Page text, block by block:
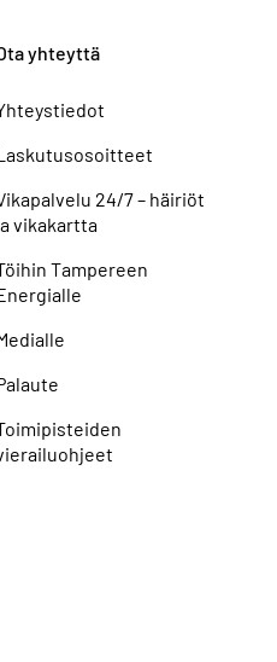
yhteyttä
24/7 – häiriöt
vikakartta
Tampereen